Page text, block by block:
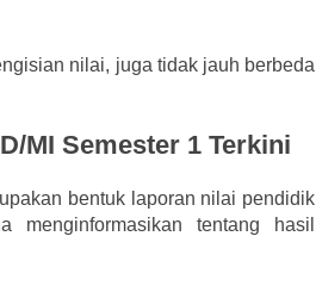
nilai, juga tidak jauh berbeda
MI Semester 1 Terkini
bentuk laporan nilai pendidik
tentang hasil